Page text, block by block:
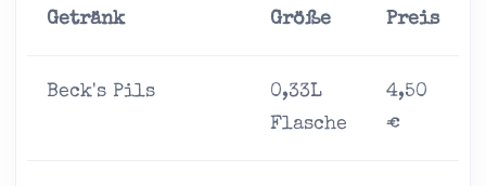
Getränk Größe Preis
Beck's Pils
0,33L
Flasche
4,50
€